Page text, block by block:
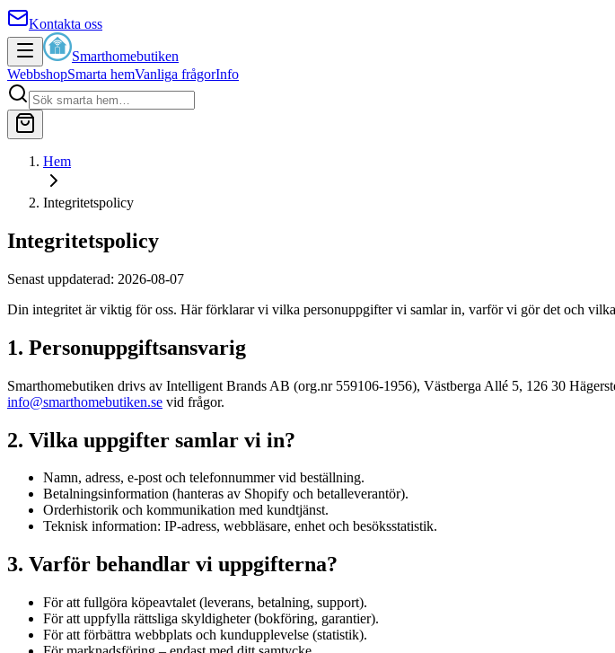
Kontakta oss
Smarthomebutiken
WebbshopSmarta hemVanliga frågorInfo
Hem
Integritetspolicy
Integritetspolicy
Senast uppdaterad: 2026-08-07
Din integritet är viktig för oss. Här förklarar vi vilka personuppgifter vi samlar in, varför vi gör det och
1. Personuppgiftsansvarig
Smarthomebutiken drivs av Intelligent Brands AB (org.nr 559106-1956), Västberga Allé 5, 126 30
info@smarthomebutiken.se vid frågor.
2. Vilka uppgifter samlar vi in?
Namn, adress, e-post och telefonnummer vid beställning.
Betalningsinformation (hanteras av Shopify och betalleverantör).
Orderhistorik och kommunikation med kundtjänst.
Teknisk information: IP-adress, webbläsare, enhet och besöksstatistik.
3. Varför behandlar vi uppgifterna?
För att fullgöra köpeavtalet (leverans, betalning, support).
För att uppfylla rättsliga skyldigheter (bokföring, garantier).
För att förbättra webbplats och kundupplevelse (statistik).